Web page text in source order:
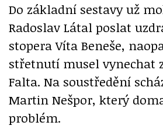
Do základní sestavy už
Radoslav Látal poslat
stopera Víta Beneše,
střetnutí musel vynechat
Falta. Na soustředění
Martin Nešpor, který
problém.